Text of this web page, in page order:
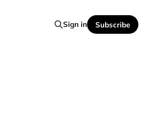
Sign in Subscribe